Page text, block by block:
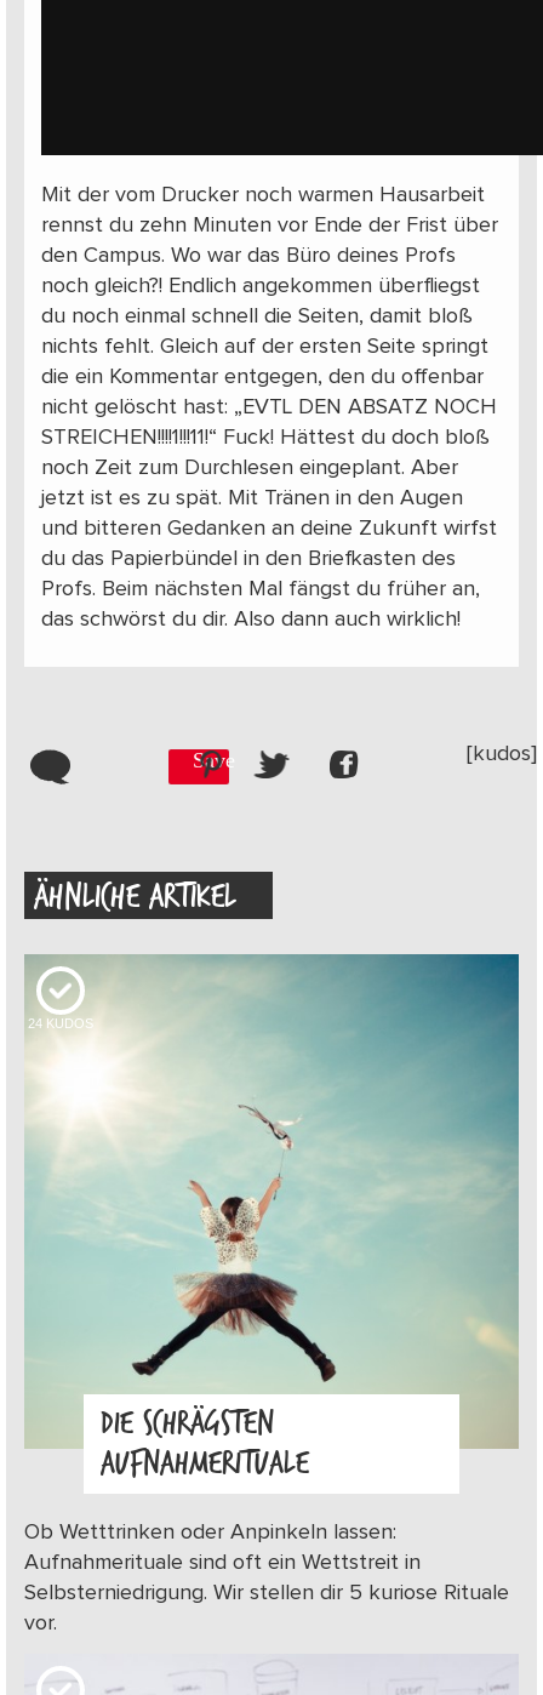
Mit der vom Drucker noch warmen Hausarbeit
rennst du zehn Minuten vor Ende der Frist über
den Campus. Wo war das Büro deines Profs
noch gleich?! Endlich angekommen überfliegst
du noch einmal schnell die Seiten, damit bloß
nichts fehlt. Gleich auf der ersten Seite springt
die ein Kommentar entgegen, den du offenbar
nicht gelöscht hast: „EVTL DEN ABSATZ NOCH
STREICHEN!!!!1!!!11!“ Fuck! Hättest du doch bloß
noch Zeit zum Durchlesen eingeplant. Aber
jetzt ist es zu spät. Mit Tränen in den Augen
und bitteren Gedanken an deine Zukunft wirfst
du das Papierbündel in den Briefkasten des
Profs. Beim nächsten Mal fängst du früher an,
das schwörst du dir. Also dann auch wirklich!
Save [kudos]
ÄHNLICHE ARTIKEL
24 KUDOS
DIE SCHRÄGSTEN
AUFNAHMERITUALE
Ob Wetttrinken oder Anpinkeln lassen:
Aufnahmerituale sind oft ein Wettstreit in
Selbsterniedrigung. Wir stellen dir 5 kuriose Rituale
vor.